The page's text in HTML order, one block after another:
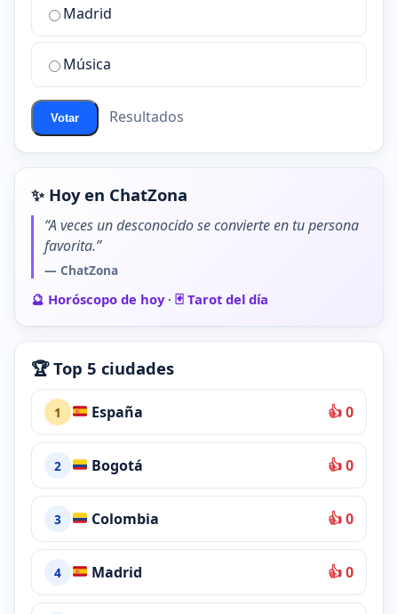
chat
ChatZona?
Madrid
Música
Votar Resultados
✨ Hoy en ChatZona
“A veces un desconocido se convierte en tu persona
favorita.”
— ChatZona
🔮 Horóscopo de hoy· 🃏 Tarot del día
🏆 Top 5 ciudades
1 España 👍 0
2 Bogotá 👍 0
3 Colombia 👍 0
4 Madrid 👍 0